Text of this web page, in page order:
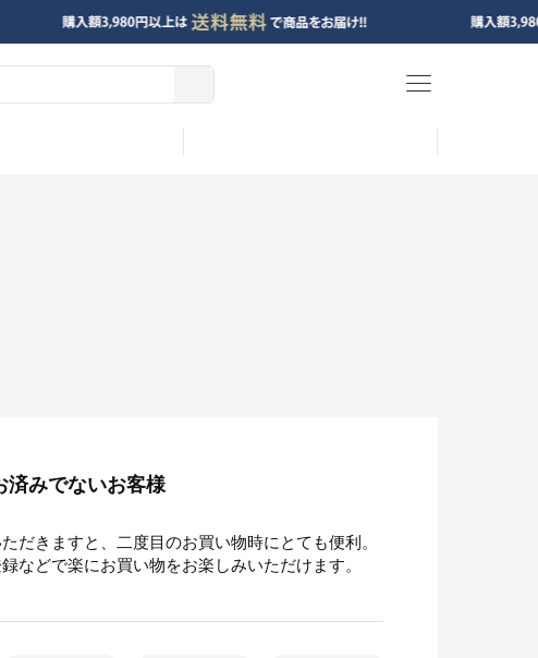
menu
済みでないお客様
だきますと、二度目のお買い物時にとても便利。
などで楽にお買い物をお楽しみいただけます。